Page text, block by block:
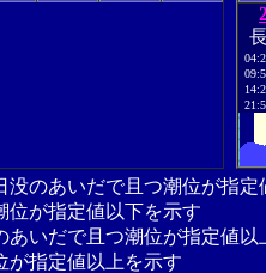
没のあいだで且つ潮位が指
位が指定値以下を示す
あいだで且つ潮位が指定値以
が指定値以上を示す